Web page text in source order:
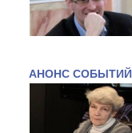
АНОНС СОБЫТИЙ